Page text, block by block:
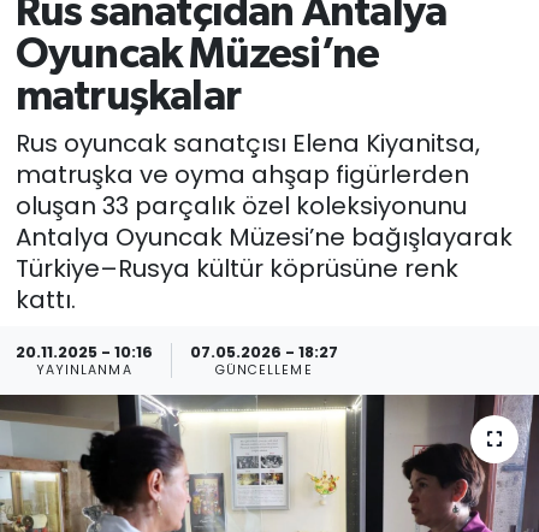
Rus sanatçıdan Antalya
Oyuncak Müzesi’ne
matruşkalar
Rus oyuncak sanatçısı Elena Kiyanitsa,
matruşka ve oyma ahşap figürlerden
oluşan 33 parçalık özel koleksiyonunu
Antalya Oyuncak Müzesi’ne bağışlayarak
Türkiye–Rusya kültür köprüsüne renk
kattı.
20.11.2025 - 10:16
YAYINLANMA
07.05.2026 - 18:27
GÜNCELLEME
Video
Eğitim
Kültür-sanat
Sağlık
Spor
Teknoloji
Resmi İlanlar
Ekonomi
Kültür-sanat
Sağlık
Spor
Teknoloji
Yaşam
Künye
Gizlilik Sözleşmesi
Tüm Manşetler
Son Dakika Haberleri
Haber Arşivi